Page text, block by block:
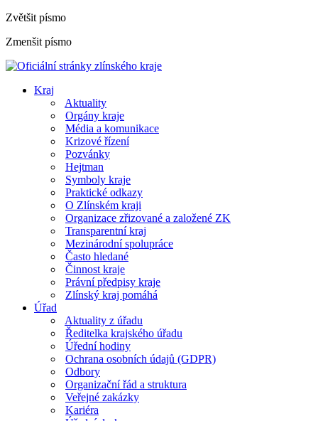
Zvětšit písmo
Zmenšit písmo
Kraj
Aktuality
Orgány kraje
Média a komunikace
Krizové řízení
Pozvánky
Hejtman
Symboly kraje
Praktické odkazy
O Zlínském kraji
Organizace zřizované a založené ZK
Transparentní kraj
Mezinárodní spolupráce
Často hledané
Činnost kraje
Právní předpisy kraje
Zlínský kraj pomáhá
Úřad
Aktuality z úřadu
Ředitelka krajského úřadu
Úřední hodiny
Ochrana osobních údajů (GDPR)
Odbory
Organizační řád a struktura
Veřejné zakázky
Kariéra